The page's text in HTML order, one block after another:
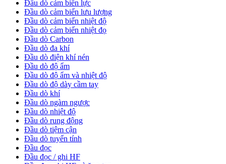
Đầu dò cảm biến lực
Đầu dò cảm biến lưu lượng
Đầu dò cảm biến nhiệt độ
Đầu dò cảm biến nhiệt đọ
Đầu dò Carbon
Đầu dò đa khí
Đầu dò điện khí nén
Đầu dò độ ẩm
Đầu dò độ ẩm và nhiệt độ
Đầu dò độ dày cầm tay
Đầu dò khí
Đầu dò ngàm ngược
Đầu dò nhiệt độ
Đầu dò rung động
Đầu dò tiệm cận
Đầu dò tuyến tính
Đầu đọc
Đầu đọc / ghi HF